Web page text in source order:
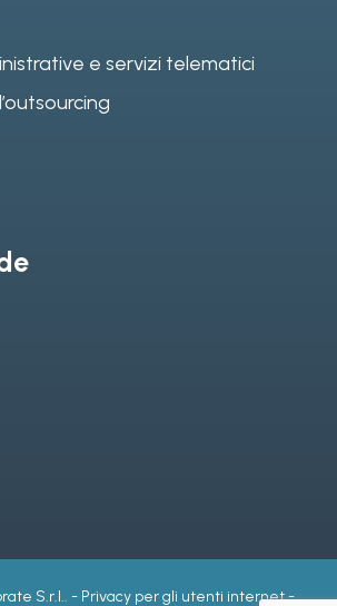
e servizi telematici
S.r.l.. - Privacy per gli utenti internet-